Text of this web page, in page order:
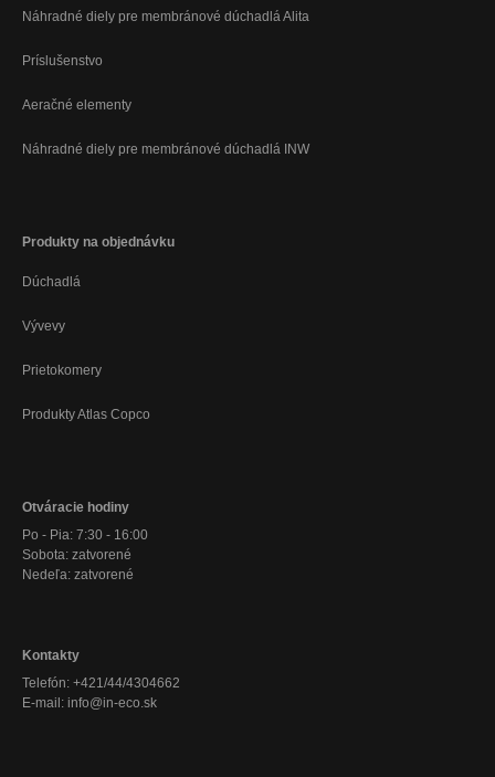
Náhradné diely pre membránové dúchadlá Alita
Príslušenstvo
Aeračné elementy
Náhradné diely pre membránové dúchadlá INW
Produkty na objednávku
Dúchadlá
Vývevy
Prietokomery
Produkty Atlas Copco
Otváracie hodiny
Po - Pia: 7:30 - 16:00
Sobota: zatvorené
Nedeľa: zatvorené
Kontakty
Telefón: +421/44/4304662
E-mail: info@in-eco.sk